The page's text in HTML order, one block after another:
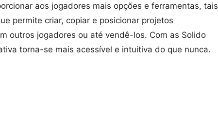
aos jogadores mais opções e ferramentas, tais
permite criar, copiar e posicionar projetos
outros jogadores ou até vendê-los. Com as Solido
torna-se mais acessível e intuitiva do que nunca.